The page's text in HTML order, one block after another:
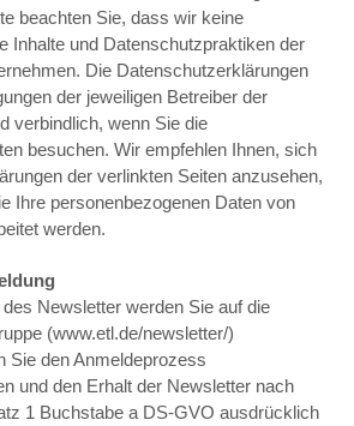
beachten Sie, dass wir keine
Inhalte und Datenschutzpraktiken der
Die Datenschutzerklärungen
der jeweiligen Betreiber der
verbindlich, wenn Sie die
besuchen. Wir empfehlen Ihnen, sich
der verlinkten Seiten anzusehen,
Ihre personenbezogenen Daten von
werden.
Newsletter werden Sie auf die
(www.etl.de/newsletter/)
Sie den Anmeldeprozess
und den Erhalt der Newsletter nach
1 Buchstabe a DS-GVO ausdrücklich